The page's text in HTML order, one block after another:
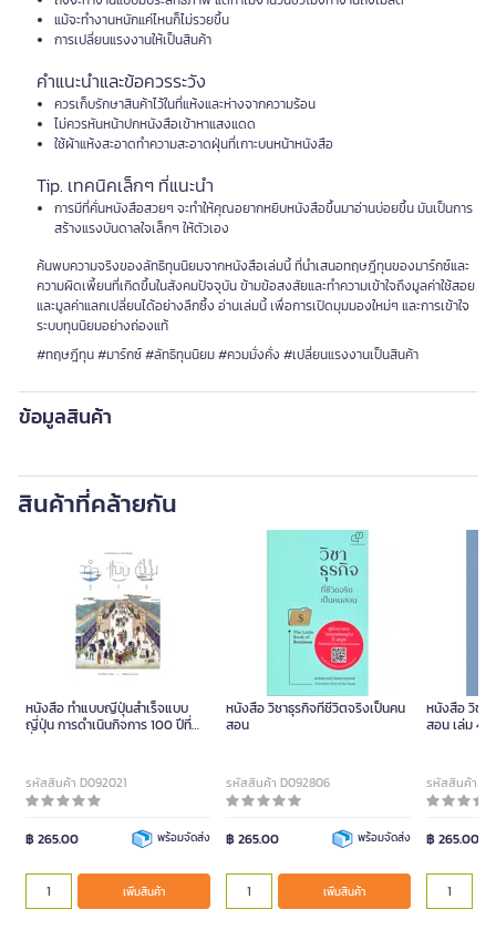
แม้จะทำงานหนักแค่ไหนก็ไม่รวยขึ้น
การเปลี่ยนแรงงานให้เป็นสินค้า
คำแนะนำและข้อควรระวัง
ควรเก็บรักษาสินค้าไว้ในที่แห้งและห่างจากความร้อน
ไม่ควรหันหน้าปกหนังสือเข้าหาแสงแดด
ใช้ผ้าแห้งสะอาดทำความสะอาดฝุ่นที่เกาะบนหน้าหนังสือ
Tip. เทคนิคเล็กๆ ที่แนะนำ
การมีที่คั่นหนังสือสวยๆ จะทำให้คุณอยากหยิบหนังสือขึ้นมาอ่านบ่อยขึ้น มันเป็นการ
สร้างแรงบันดาลใจเล็กๆ ให้ตัวเอง
ค้นพบความจริงของลัทธิทุนนิยมจากหนังสือเล่มนี้ ที่นำเสนอทฤษฎีทุนของมาร์กซ์และ
ความผิดเพี้ยนที่เกิดขึ้นในสังคมปัจจุบัน ข้ามข้อสงสัยและทำความเข้าใจถึงมูลค่าใช้สอย
และมูลค่าแลกเปลี่ยนได้อย่างลึกซึ้ง อ่านเล่มนี้ เพื่อการเปิดมุมมองใหม่ๆ และการเข้าใจ
ระบบทุนนิยมอย่างถ่องแท้
#ทฤษฎีทุน #มาร์กซ์ #ลัทธิทุนนิยม #ควมมั่งคั่ง #เปลี่ยนแรงงานเป็นสินค้า
ข้อมูลสินค้า
สินค้าที่คล้ายกัน
หนังสือ ทำแบบญี่ปุ่นสำเร็จแบบ
ญี่ปุ่น การดำเนินกิจการ 100 ปีที่
รหัสสินค้า D092021
฿ 265.00 พร้อมจัดส่ง
เพิ่มสินค้า
หนังสือ วิชาธุรกิจที่ชีวิตจริงเป็นคน
สอน
รหัสสินค้า D092806
฿ 265.00 พร้อมจัดส่ง
เพิ่มสินค้า
หนังสือ วิชา
สอน เล่ม 4
รหัสสินค้า
฿ 265.00